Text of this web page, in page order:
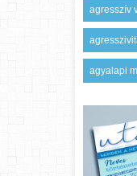
agresszív
agyalapi